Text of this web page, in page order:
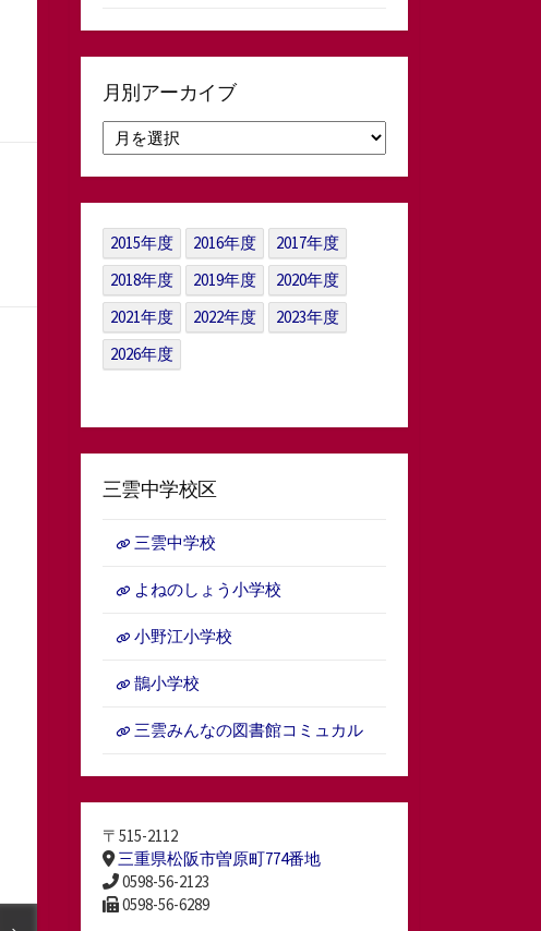
月別アーカイブ
別
ア
ー
カ
イ
ブ
2015年度 2016年度
2017年度
2018年度
2019年度
2020年度
2021年度
2022年度
2023年度
2026年度
三雲中学校区
三雲中学校
よねのしょう小学校
小野江小学校
鵲小学校
三雲みんなの図書館コミュカル
〒515-2112
三重県松阪市曽原町774番地
0598-56-2123
0598-56-6289